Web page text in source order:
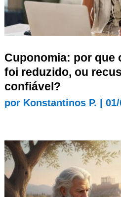
Cuponomia: por que
foi reduzido, ou
confiável?
por Konstantinos P.